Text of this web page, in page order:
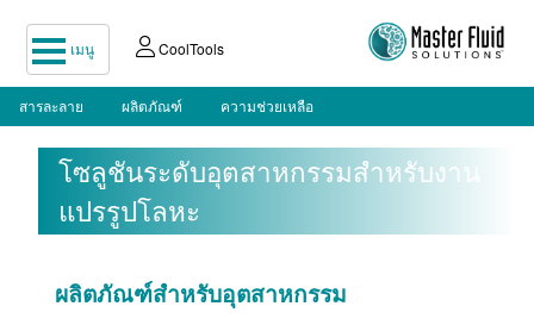
เมนู CoolTools
สารละลาย ผลิตภัณฑ์ ความช่วยเหลือ
โซลูชันระดับอุตสาหกรรมสำหรับงาน
แปรรูปโลหะ
ผลิตภัณฑ์สำหรับอุตสาหกรรม